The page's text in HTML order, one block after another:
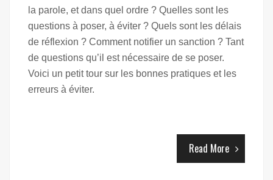
la parole, et dans quel ordre ? Quelles sont les
questions à poser, à éviter ? Quels sont les délais
de réflexion ? Comment notifier un sanction ? Tant
de questions qu’il est nécessaire de se poser.
Voici un petit tour sur les bonnes pratiques et les
erreurs à éviter.
Read More